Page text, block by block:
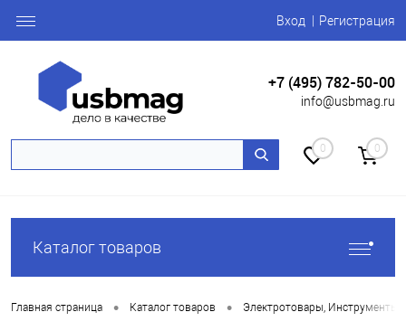
Вход Регистрация
+7 (495) 782-50-00
info@usbmag.ru
0 0
Каталог товаров
Главная страница • Каталог товаров • Электротовары, Инструменты